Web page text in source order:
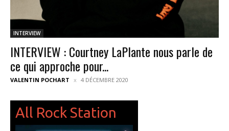
INTERVIEW
INTERVIEW : Courtney LaPlante nous parle de
ce qui approche pour...
VALENTIN POCHART 4 DÉCEMBRE 2020